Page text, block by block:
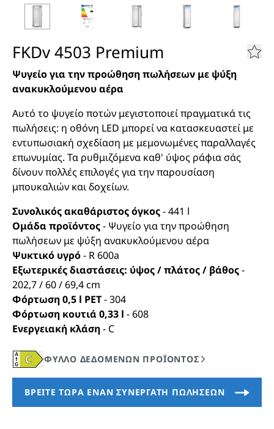
FKDv 4503 Premium
Ψυγείο για την προώθηση πωλήσεων με ψύξη
ανακυκλούμενου αέρα
Αυτό το ψυγείο ποτών μεγιστοποιεί πραγματικά τις
πωλήσεις: η οθόνη LED μπορεί να κατασκευαστεί με
εντυπωσιακή σχεδίαση με μεμονωμένες παραλλαγές
επωνυμίας. Τα ρυθμιζόμενα καθ' ύψος ράφια σάς
δίνουν πολλές επιλογές για την παρουσίαση
μπουκαλιών και δοχείων.
Συνολικός ακαθάριστος όγκος-441 l
Ομάδα προϊόντος- Ψυγείο για την προώθηση
πωλήσεων με ψύξη ανακυκλούμενου αέρα
Ψυκτικό υγρό- R 600a
Εξωτερικές διαστάσεις: ύψος / πλάτος / βάθος-
202,7 / 60 / 69,4cm
Φόρτωση 0,5 l PET-304
Φόρτωση κουτιά 0,33 l -608
Ενεργειακή κλάση- C